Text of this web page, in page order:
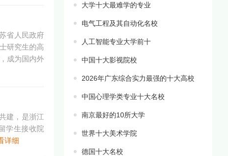
省人民政府
研究生的高
成为国内外
建，是浙江
学生接收院
详细
大学十大最难学的专业
电气工程及其自动化名校
人工智能专业大学前十
中国十大影视院校
2026年广东综合实力最强的十大高校
中国心理学类专业十大名校
南京最好的10所大学
世界十大美术学院
德国十大名校